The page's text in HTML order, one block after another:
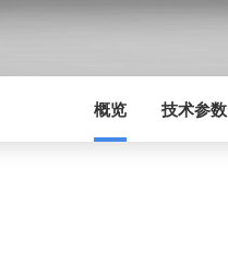
概览 技术参数